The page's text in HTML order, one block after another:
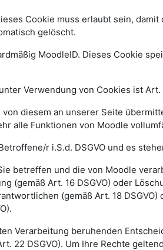
Cookie muss erlaubt sein,
gelöscht.
MoodleID. Dieses Cookie
Verwendung von Cookies ist Art.
diesem an unserer Seite
alle Funktionen von Moodle
r i.S.d. DSGVO und es
betreffen und die von Moodle
(gemäß Art. 16 DSGVO) oder
(gemäß Art. 18
Verarbeitung beruhenden
22 DSGVO). Um Ihre Rechte